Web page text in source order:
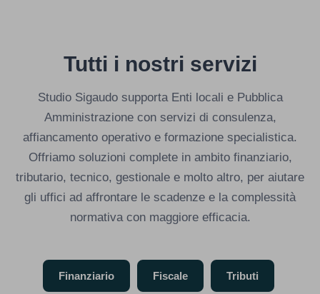
Tutti i nostri servizi
Studio Sigaudo supporta Enti locali e Pubblica
Amministrazione con servizi di consulenza,
affiancamento operativo e formazione specialistica.
Offriamo soluzioni complete in ambito finanziario,
tributario, tecnico, gestionale e molto altro, per aiutare
gli uffici ad affrontare le scadenze e la complessità
normativa con maggiore efficacia.
Finanziario Fiscale Tributi